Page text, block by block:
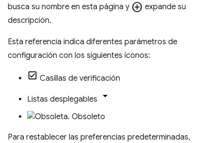
busca su nombre en esta página y add_circle expande su
descripción.
Esta referencia indica diferentes parámetros de
configuración con los siguientes íconos:
Casillas de verificación
Listas desplegables
Obsoleto
Para restablecer las preferencias predeterminadas,